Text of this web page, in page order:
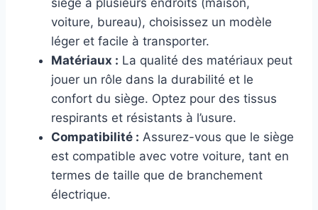
voiture, bureau), choisissez un modèle
léger et facile à transporter.
Matériaux : La qualité des matériaux peut
jouer un rôle dans la durabilité et le
confort du siège. Optez pour des tissus
respirants et résistants à l’usure.
Compatibilité : Assurez-vous que le siège
est compatible avec votre voiture, tant en
termes de taille que de branchement
électrique.